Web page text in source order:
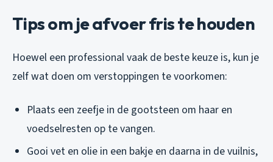
Tips om je afvoer fris te houden
Hoewel een professional vaak de beste keuze is, kun je
zelf wat doen om verstoppingen te voorkomen:
Plaats een zeefje in de gootsteen om haar en
voedselresten op te vangen.
Gooi vet en olie in een bakje en daarna in de vuilnis,